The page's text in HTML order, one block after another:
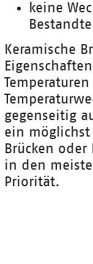
keine
Keramische
gegenseitig
ein möglichst
Brücken
in den
Priorität.